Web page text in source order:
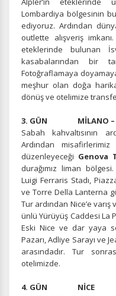
Lombardiya bölgesinin
ediyoruz. Ardından
outlette alışveriş
eteklerinde bulunan
kasabalarından bir
Fotoğraflamaya
meşhur olan doğa
dönüş ve otelimize
3. GÜN MİLANO –
Sabah kahvaltısının
Ardından
düzenleyeceği Genova
durağımız liman bölgesi.
Luigi Ferraris Stadı,
ve Torre Della Lanterna
Tur ardından Nice’e
ünlü Yürüyüş Caddesi La
Eski Nice ve dar yaya
Pazarı, Adliye Sarayı ve
arasındadır. Tur
otelimizde.
4. GÜN NİCE